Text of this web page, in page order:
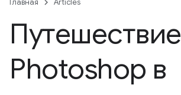
Главная Articles
Путешествие
Photoshop в